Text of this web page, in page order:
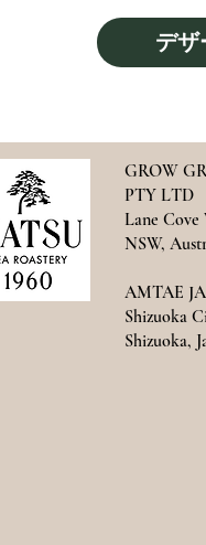
デザ
GROW
PTY LTD
Lane Cove
NSW,
AMTAE
Shizuoka
Shizuoka,